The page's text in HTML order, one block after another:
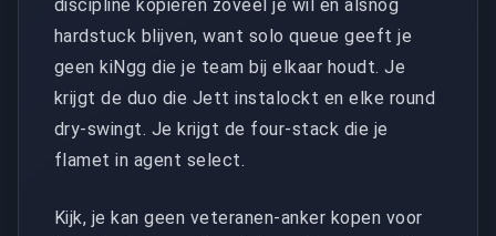
discipline kopiëren zoveel je wil en alsnog
hardstuck blijven, want solo queue geeft je
geen kiNgg die je team bij elkaar houdt. Je
krijgt de duo die Jett instalockt en elke round
dry-swingt. Je krijgt de four-stack die je
flamet in agent select.
Kijk, je kan geen veteranen-anker kopen voor